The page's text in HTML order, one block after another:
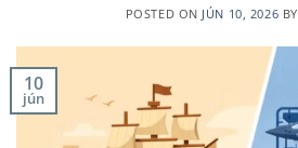
POSTED ON JÚN 10, 2026
10
jún